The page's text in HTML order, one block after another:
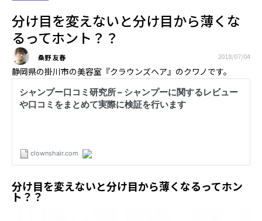
分け目を変えないと分け目から薄くな
るってホント？？
桑野 友春 2018/07/04
静岡県の掛川市の美容室『クラウンズヘア』のクワノです。
分け目を変えないと分け目から薄くなるってホン
ト？？